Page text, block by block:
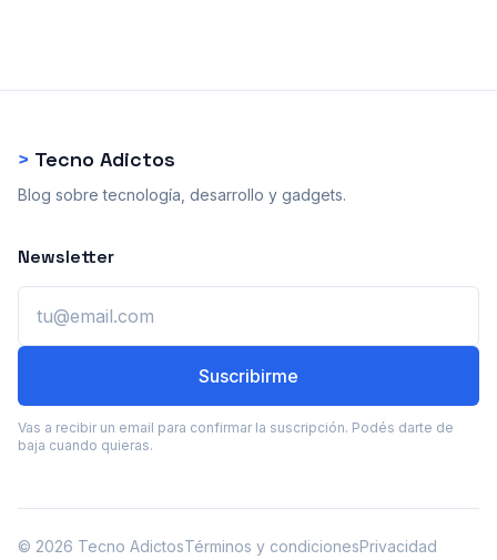
> Tecno Adictos
Blog sobre tecnología, desarrollo y gadgets.
Newsletter
Suscribirme
Vas a recibir un email para confirmar la suscripción. Podés darte de
baja cuando quieras.
© 2026 Tecno AdictosTérminos y condicionesPrivacidad